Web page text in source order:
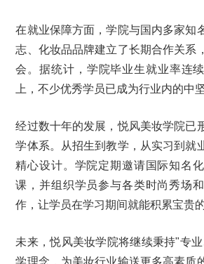
在就业保障方面，学院与国内多家知
志、化妆品品牌建立了长期合作关系
会。据统计，学院毕业生就业率连
上，不少优秀学员已成为行业内的中
经过数十年的发展，悦风美妆学院已
学体系。从招生到教学，从实习到就
精心设计。学院定期邀请国际知名
课，并组织学员参与各类时尚秀场
作，让学员在学习期间就能积累宝贵
未来，悦风美妆学院将继续秉持"专